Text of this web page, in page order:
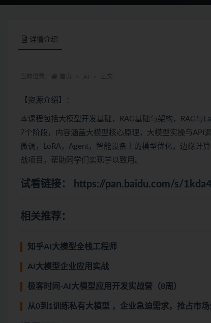
详情介绍
【资源介绍】：
本课程包括大模型 开发基础，RAG基础与架构，RAG与
7个阶段，内容涵盖大模型核心原理，大模型实操与API
微调，LoRA，Agent，智能设备上的模型优化，边缘计
战项目，帮助同学们实现学以致用。
试看链接： https://pan.baidu.com/s/
相关推荐：
知乎AI大模型全栈工程师
AI大模型企业应用实战
极客时间-AI大模型应用开发实战营（8周）
从0到1训练私有大模型 ，企业急迫需求，抢占市